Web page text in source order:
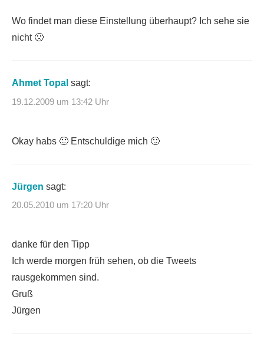
Wo findet man diese Einstellung überhaupt? Ich sehe sie
nicht 🙁
Ahmet Topal sagt:
19.12.2009 um 13:42 Uhr
Okay habs 🙂 Entschuldige mich 🙂
Jürgen sagt:
20.05.2010 um 17:20 Uhr
danke für den Tipp
Ich werde morgen früh sehen, ob die Tweets
rausgekommen sind.
Gruß
Jürgen